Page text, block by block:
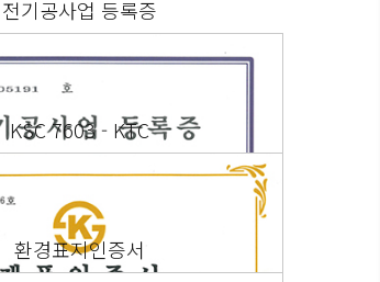
전기공사업 등록증
KSC 7603 - KTC
환경표지인증서